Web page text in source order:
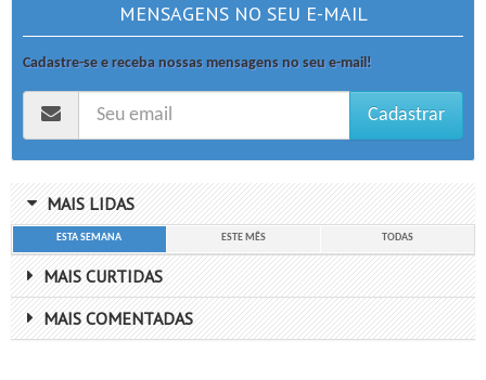
MENSAGENS NO SEU E-MAIL
Cadastre-se e receba nossas mensagens no seu e-mail!
Cadastrar
MAIS LIDAS
ESTA SEMANA ESTE MÊS TODAS
MAIS CURTIDAS
MAIS COMENTADAS